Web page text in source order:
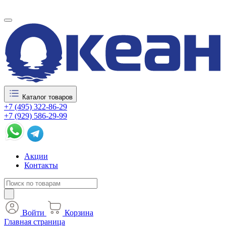
Каталог товаров
+7 (495) 322-86-29
+7 (929) 586-29-99
Акции
Контакты
Войти
Корзина
Главная страница